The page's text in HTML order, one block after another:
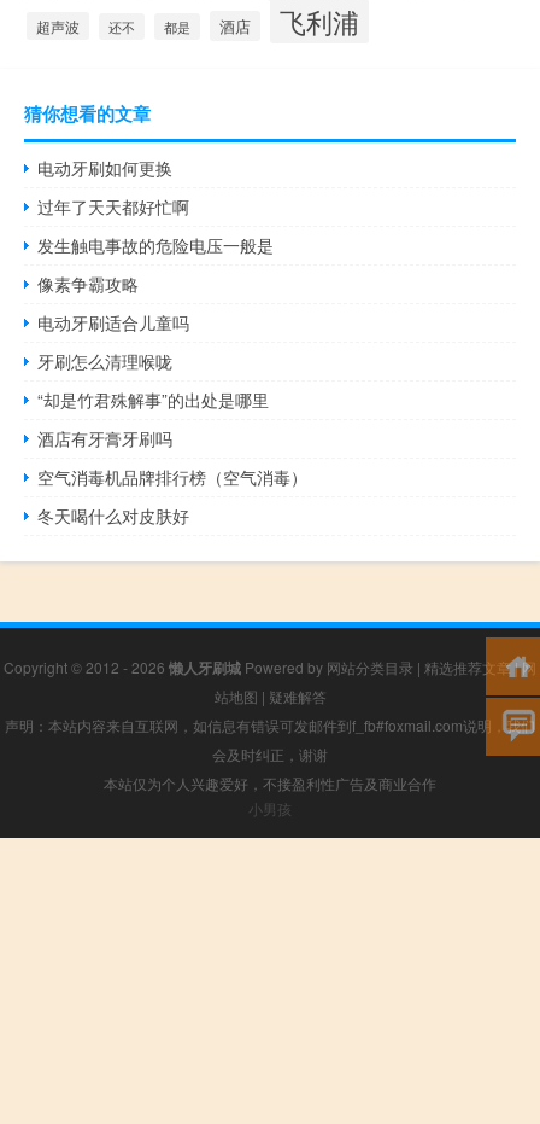
超声波 还不 都是 酒店 飞利浦
猜你想看的文章
电动牙刷如何更换
过年了天天都好忙啊
发生触电事故的危险电压一般是
像素争霸攻略
电动牙刷适合儿童吗
牙刷怎么清理喉咙
“却是竹君殊解事”的出处是哪里
酒店有牙膏牙刷吗
空气消毒机品牌排行榜（空气消毒）
冬天喝什么对皮肤好
Copyright © 2012 - 2026 懒人牙刷城 Powered by 网站分类目录 | 精选推荐文章|网
站地图 | 疑难解答
声明：本站内容来自互联网，如信息有错误可发邮件到f_fb#foxmail.com说明，我们
会及时纠正，谢谢
本站仅为个人兴趣爱好，不接盈利性广告及商业合作
小男孩